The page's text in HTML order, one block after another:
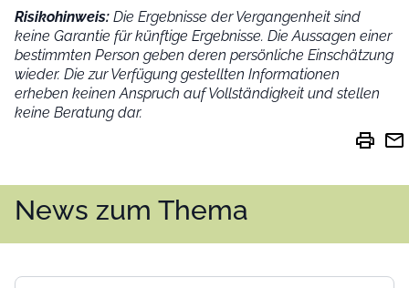
Risikohinweis: Die Ergebnisse der Vergangenheit sind
keine Garantie für künftige Ergebnisse. Die Aussagen einer
bestimmten Person geben deren persönliche Einschätzung
wieder. Die zur Verfügung gestellten Informationen
erheben keinen Anspruch auf Vollständigkeit und stellen
keine Beratung dar.
print mail
News zum Thema